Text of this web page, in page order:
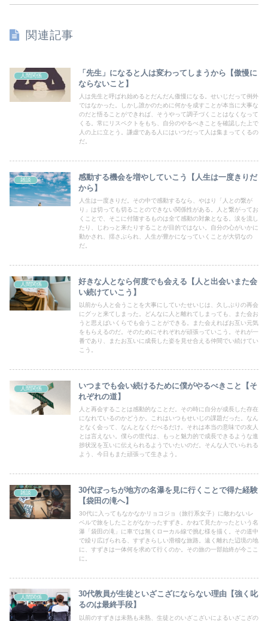
関連記事
人間関係
「先生」になると人は変わってしまうから【傲慢に
ならないこと】
人は先生と呼ばれ始めるとだんだん傲慢になる。せいじだって例外
ではなかった。しかし誰かのために何かを成すことが本当に大事な
のだと悟ることができれば、そうやって調子づくことはなくなって
くる。常にリスペクトをもち、自分のやるべきことを確認した上で
人の上に立とう。謙虚である人にはいつだって人は集まってくるの
だ。
雑談
感動する機会を増やしていこう【人生は一度きりだ
から】
人生は一度きりだ。その中で感動するなら、やはり「人との繋が
り」は切っても切ることのできない関係性がある。人と繋がってお
くことで、そこに付随するものは全て感動の対象となる。涙を流し
たり、じわっと来たりすることが目的ではない。自分の心がいかに
動かされ、揺さぶられ、人生が豊かになっていくことが大切なの
だ。
人間関係
好きな人となら何度でも会える【人と出会いまた会
い続けていこう】
以前から人と会うことを大事にしていたせいじは、久しぶりの再会
にグッと来てしまった。どんなに人と離れてしまっても、また会お
うと思えばいくらでも会うことができる。また会えればお互い元気
をもらえるのだ。そのためにそれぞれが頑張っていこう。それが一
番であり、またお互いに成長した姿を見せ合える仲間でい続けてい
こう。
人間関係
いつまでも会い続けるために僕がやるべきこと【そ
れぞれの道】
人と再会することは感動的なことだ。その時に自分が成長した存在
になれているのかどうか。これはいつもせいじの課題だった。なん
となく会って、なんとなくだべるだけ。それは本当の意味での友人
とは言えない。僕らの世代は、もっと魅力的で成長できるような進
捗状況を互いに伝えられるようでいたいのだ。そんな人でいられる
よう、今日もまた頑張って生きよう。
雑談
30代ぼっちが地方の名瀑を見に行くことで得た経験
【袋田の滝へ】
30代に入ってもなかなかリョコジョ（旅行系女子）に敵わないレ
ベルで旅をしたことがなかったすずき。かねて見たかったという名
瀑「袋田の滝」に車では無くローカル線で挑む様を描く。その道中
で繰り広げられる、すずきらしい滑稽な旅路。遠く離れた辺境の地
に、すずきは一体何を求めて行くのか。その旅の一部始終が今ここ
に。
人間関係
30代教員が生徒といざこざにならない理由【強く叱
るのは最終手段】
以前のすずきは未熟も未熟、生徒とのいざこざいによるいざこざの